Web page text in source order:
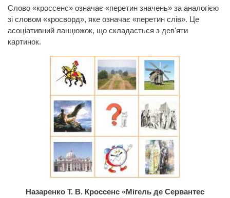
Слово «кроссенс» означає «перетин значень» за аналогією
зі словом «кросворд», яке означає «перетин слів». Це
асоціативний ланцюжок, що складається з дев'яти
картинок.
Назаренко Т. В. Кроссенс «Мігель де Сервантес